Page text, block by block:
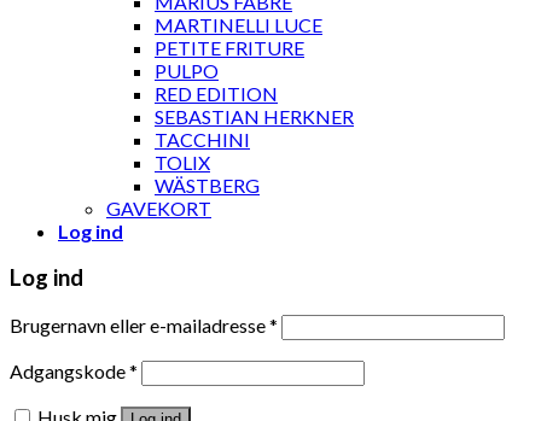
MARTINELLI LUCE
PETITE FRITURE
PULPO
RED EDITION
SEBASTIAN HERKNER
TACCHINI
TOLIX
WÄSTBERG
GAVEKORT
Log ind
Log ind
Brugernavn eller e-mailadresse*
Adgangskode*